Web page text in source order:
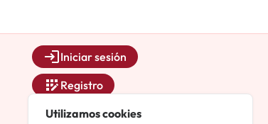
Iniciar sesión
Registro
Contacto
Utilizamos cookies